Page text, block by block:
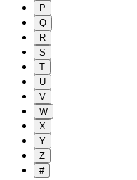
P
Q
R
S
T
U
V
W
X
Y
Z
#